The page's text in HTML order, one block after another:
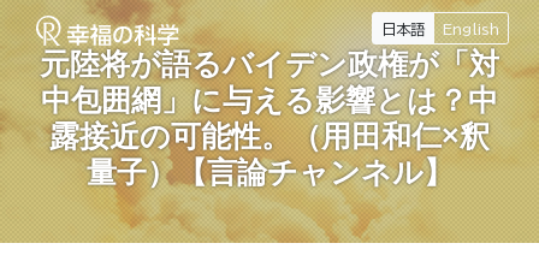
日本語 English
元陸将が語るバイデン政権が「対
中包囲網」に与える影響とは？中
露接近の可能性。（用田和仁×釈
量子）【言論チャンネル】